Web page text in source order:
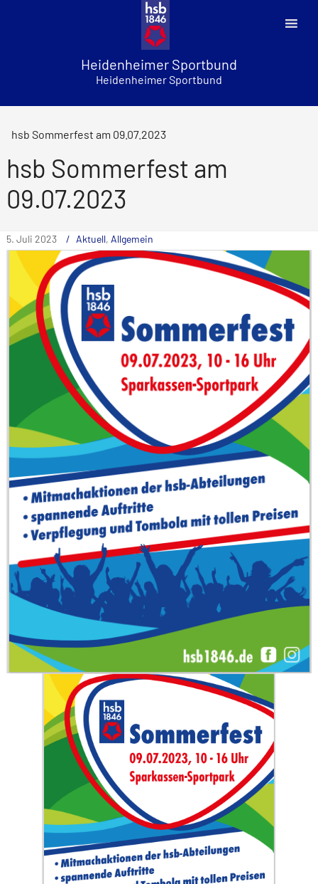
Heidenheimer Sportbund
Heidenheimer Sportbund
hsb Sommerfest am 09.07.2023
hsb Sommerfest am
09.07.2023
5. Juli 2023 Aktuell, Allgemein